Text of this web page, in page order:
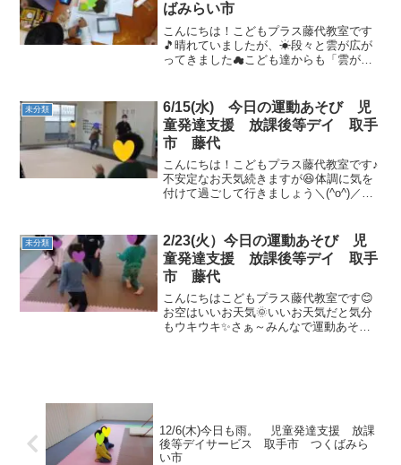
ばみらい市
こんにちは！こどもプラス藤代教室です
🎵晴れていましたが、☀段々と雲が広が
ってきました☁こども達からも「雲がい
ました🥰マントのように紙をつけて、
「見て！スーパーマン！」と...
未分類
6/15(水) 今日の運動あそび 児
童発達支援 放課後等デイ 取手
市 藤代
こんにちは！こどもプラス藤代教室です♪
不安定なお天気続きますが😆体調に気を
付けて過ごして行きましょう＼(^o^)／う
ミンゴポーズ・トンボポーズ）音が止ま
ったらポーズでキ...
未分類
2/23(火）今日の運動あそび 児
童発達支援 放課後等デイ 取手
市 藤代
こんにちはこどもプラス藤代教室です😊
お空はいいお天気🌞いいお天気だと気分
もウキウキ✨さぁ～みんなで運動あそび
12/6(木)今日も雨。 児童発達支援 放課
後等デイサービス 取手市 つくばみら
い市